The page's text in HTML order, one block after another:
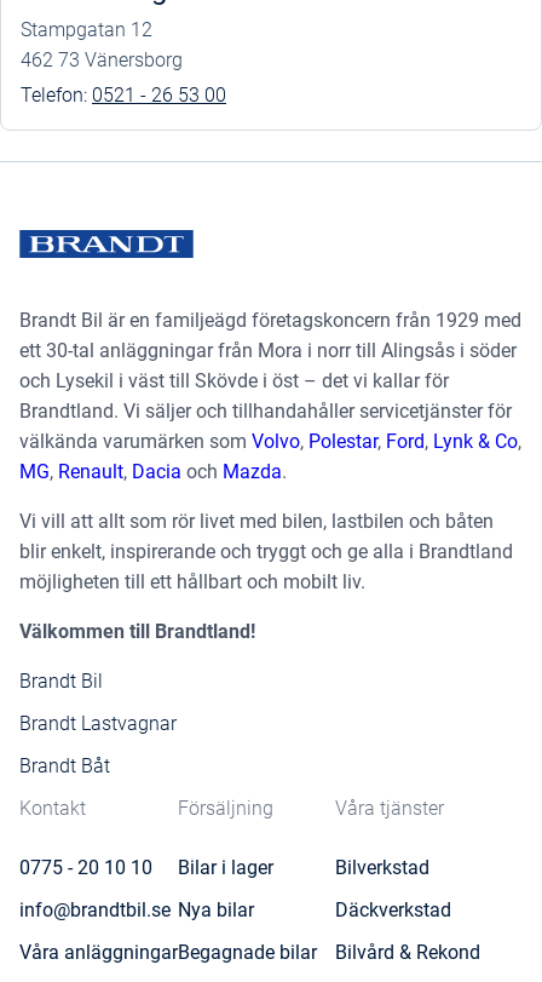
Stampgatan 12
462 73 Vänersborg
Telefon: 0521 - 26 53 00
Brandt Bil är en familjeägd företagskoncern från 1929 med
ett 30-tal anläggningar från Mora i norr till Alingsås i söder
och Lysekil i väst till Skövde i öst – det vi kallar för
Brandtland. Vi säljer och tillhandahåller servicetjänster för
välkända varumärken som Volvo, Polestar, Ford, Lynk & Co,
MG, Renault, Dacia och Mazda.
Vi vill att allt som rör livet med bilen, lastbilen och båten
blir enkelt, inspirerande och tryggt och ge alla i Brandtland
möjligheten till ett hållbart och mobilt liv.
Välkommen till Brandtland!
Brandt Bil
Brandt Lastvagnar
Brandt Båt
Kontakt
0775 - 20 10 10
info@brandtbil.se
Våra anläggningar
Försäljning
Bilar i lager
Nya bilar
Begagnade bilar
Våra tjänster
Bilverkstad
Däckverkstad
Bilvård & Rekond